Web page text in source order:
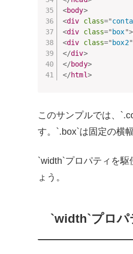
<body>
<div class="
<div class="box">
<div class="box2"
</div>
</body>
</html>
このサンプルでは、
す。`.box`は固定の横
`width`プロパティを
ょう。
`width`プロパ